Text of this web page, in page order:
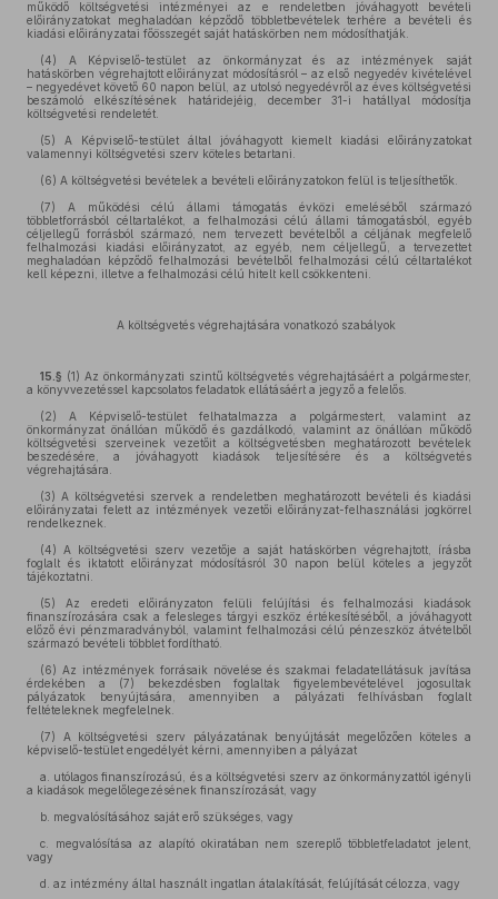
működő költségvetési intézményei az e rendeletben jóváhagyott bevételi
előirányzatokat meghaladóan képződő többletbevételek terhére a bevételi és
kiadási előirányzatai főösszegét saját hatáskörben nem módosíthatják.
(4) A Képviselő-testület az önkormányzat és az intézmények saját
hatáskörben végrehajtott előirányzat módosításról – az első negyedév kivételével
– negyedévet követő 60 napon belül, az utolsó negyedévről az éves költségvetési
beszámoló elkészítésének határidejéig, december 31-i hatállyal módosítja
költségvetési rendeletét.
(5) A Képviselő-testület által jóváhagyott kiemelt kiadási előirányzatokat
valamennyi költségvetési szerv köteles betartani.
(6) A költségvetési bevételek a bevételi előirányzatokon felül is teljesíthetők.
(7) A működési célú állami támogatás évközi emeléséből származó
többletforrásból céltartalékot, a felhalmozási célú állami támogatásból, egyéb
céljellegű forrásból származó, nem tervezett bevételből a céljának megfelelő
felhalmozási kiadási előirányzatot, az egyéb, nem céljellegű, a tervezettet
meghaladóan képződő felhalmozási bevételből felhalmozási célú céltartalékot
kell képezni, illetve a felhalmozási célú hitelt kell csökkenteni.
A költségvetés végrehajtására vonatkozó szabályok
15.§ (1) Az önkormányzati szintű költségvetés végrehajtásáért a polgármester,
a könyvvezetéssel kapcsolatos feladatok ellátásáért a jegyző a felelős.
(2) A Képviselő-testület felhatalmazza a polgármestert, valamint az
önkormányzat önállóan működő és gazdálkodó, valamint az önállóan működő
költségvetési szerveinek vezetőit a költségvetésben meghatározott bevételek
beszedésére, a jóváhagyott kiadások teljesítésére és a költségvetés
végrehajtására.
(3) A költségvetési szervek a rendeletben meghatározott bevételi és kiadási
előirányzatai felett az intézmények vezetői előirányzat-felhasználási jogkörrel
rendelkeznek.
(4) A költségvetési szerv vezetője a saját hatáskörben végrehajtott, írásba
foglalt és iktatott előirányzat módosításról 30 napon belül köteles a jegyzőt
tájékoztatni.
(5) Az eredeti előirányzaton felüli felújítási és felhalmozási kiadások
finanszírozására csak a felesleges tárgyi eszköz értékesítéséből, a jóváhagyott
előző évi pénzmaradványból, valamint felhalmozási célú pénzeszköz átvételből
származó bevételi többlet fordítható.
(6) Az intézmények forrásaik növelése és szakmai feladatellátásuk javítása
érdekében a (7) bekezdésben foglaltak figyelembevételével jogosultak
pályázatok benyújtására, amennyiben a pályázati felhívásban foglalt
feltételeknek megfelelnek.
(7) A költségvetési szerv pályázatának benyújtását megelőzően köteles a
képviselő-testület engedélyét kérni, amennyiben a pályázat
a. utólagos finanszírozású, és a költségvetési szerv az önkormányzattól igényli
a kiadások megelőlegezésének finanszírozását, vagy
b. megvalósításához saját erő szükséges, vagy
c. megvalósítása az alapító okiratában nem szereplő többletfeladatot jelent,
vagy
d. az intézmény által használt ingatlan átalakítását, felújítását célozza, vagy